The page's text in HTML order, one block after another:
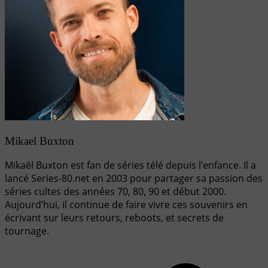
Mikael Buxton
Mikaël Buxton est fan de séries télé depuis l’enfance. Il a
lancé Series-80.net en 2003 pour partager sa passion des
séries cultes des années 70, 80, 90 et début 2000.
Aujourd’hui, il continue de faire vivre ces souvenirs en
écrivant sur leurs retours, reboots, et secrets de
tournage.